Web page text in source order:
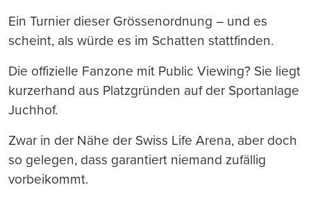
Ein Turnier dieser Grössenordnung – und es
scheint, als würde es im Schatten stattfinden.
Die offizielle Fanzone mit Public Viewing? Sie liegt
kurzerhand aus Platzgründen auf der Sportanlage
Juchhof.
Zwar in der Nähe der Swiss Life Arena, aber doch
so gelegen, dass garantiert niemand zufällig
vorbeikommt.